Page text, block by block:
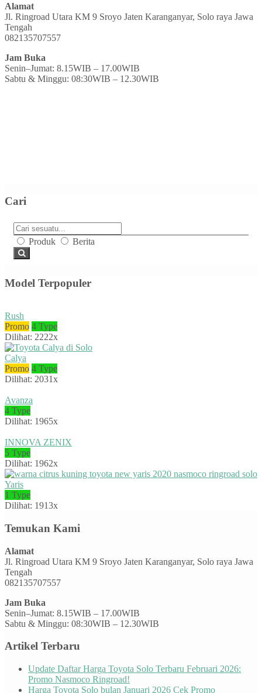
Alamat
Jl. Ringroad Utara KM 9 Sroyo Jaten Karanganyar, Solo raya Jawa
Tengah
082135707557
Jam Buka
Senin–Jumat: 8.15WIB – 17.00WIB
Sabtu & Minggu: 08:30WIB – 12.30WIB
Cari
Produk Berita
Model Terpopuler
Rush
Promo 4 Type
Dilihat: 2222x
Calya
Promo 4 Type
Dilihat: 2031x
Avanza
4 Type
Dilihat: 1965x
INNOVA ZENIX
5 Type
Dilihat: 1962x
Yaris
1 Type
Dilihat: 1913x
Temukan Kami
Alamat
Jl. Ringroad Utara KM 9 Sroyo Jaten Karanganyar, Solo raya Jawa
Tengah
082135707557
Jam Buka
Senin–Jumat: 8.15WIB – 17.00WIB
Sabtu & Minggu: 08:30WIB – 12.30WIB
Artikel Terbaru
Update Daftar Harga Toyota Solo Terbaru Februari 2026:
Promo Nasmoco Ringroad!
Harga Toyota Solo bulan Januari 2026 Cek Promo